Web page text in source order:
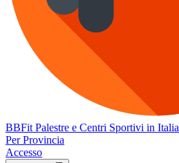
BBFit Palestre e Centri Sportivi in Italia
Per Provincia
Accesso